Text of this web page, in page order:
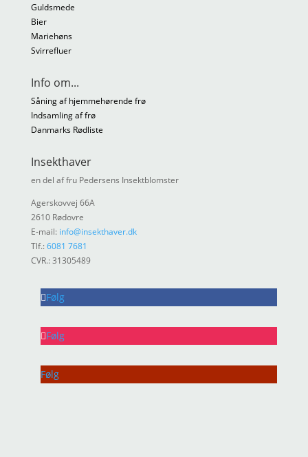
Guldsmede
Bier
Mariehøns
Svirrefluer
Info om...
Såning af hjemmehørende frø
Indsamling af frø
Danmarks Rødliste
Insekthaver
en del af fru Pedersens Insektblomster
Agerskovvej 66A
2610 Rødovre
E-mail: info@insekthaver.dk
Tlf.:6081 7681
CVR.: 31305489
Følg
Følg
Følg